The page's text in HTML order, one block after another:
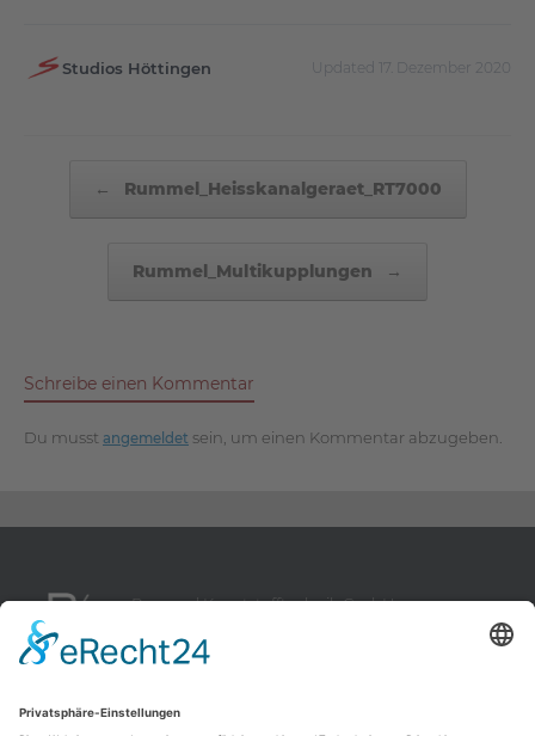
Studios Höttingen Updated 17. Dezember 2020
← Rummel_Heisskanalgeraet_RT7000
Rummel_Multikupplungen →
Schreibe einen Kommentar
Du musst angemeldet sein, um einen Kommentar abzugeben.
Rummel Kunststofftechnik GmbH
D-91757 Treuchtlingen-Möhren
Telefon:+49 (0) 9142 945 489 0